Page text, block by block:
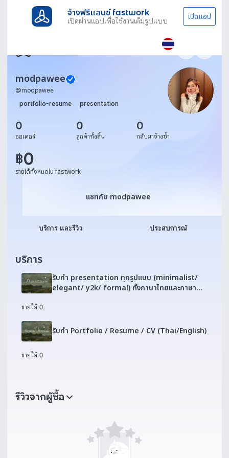
จ้างฟรีแลนซ์ fastwork
เปิดผ่านแอปเพื่อใช้งานเต็มรูปแบบ เปิดแอป
modpawee
@modpawee
portfolio-resume
presentation
0
ออเดอร์
0
ลูกค้าทั้งสิ้น
0
กลับมาจ้างซ้ำ
฿0
รายได้ทั้งหมดใน fastwork
แชทกับ modpawee
แชทกับ modpawee
บริการ และรีวิว ประสบการณ์
บริการ
รับทำ presentation ทุกรูปแบบ (minimalist/
elegant/ y2k/ formal) ทั้งภาษาไทยและภาษา
ขายได้ 0
รับทำ Portfolio / Resume / CV (Thai/English)
ขายได้ 0
รีวิวจากผู้ซื้อ